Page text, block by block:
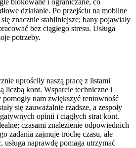
blokowane i ograniczane, co
działanie. Po przejściu na mobilne
znacznie stabilniejsze; bany pojawiały
bez ciągłego stresu. Usługa
potrzeby.
uprościły naszą pracę z listami
liczbą kont. Wsparcie techniczne i
nam zwiększyć rentowność
się zauważalnie rzadsze, a zespoły
opinii i ciągłych strat kont.
czasami znalezienie odpowiednich
zadania zajmuje trochę czasu, ale
usługa naprawdę pomaga utrzymać